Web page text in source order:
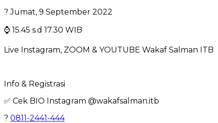
? Jumat, 9 September 2022
⌚️ 15.45 s.d 17.30 WIB
Live Instagram, ZOOM & YOUTUBE Wakaf Salman ITB
Info & Registrasi
✅ Cek BIO Instagram @wakafsalman.itb
? 0811-2441-444